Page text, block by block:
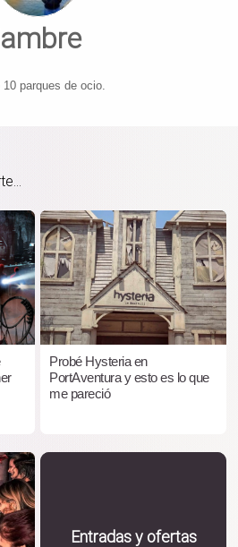
parques de ocio.
Probé Hysteria en
PortAventura y esto es lo que
me pareció
Entradas y ofertas